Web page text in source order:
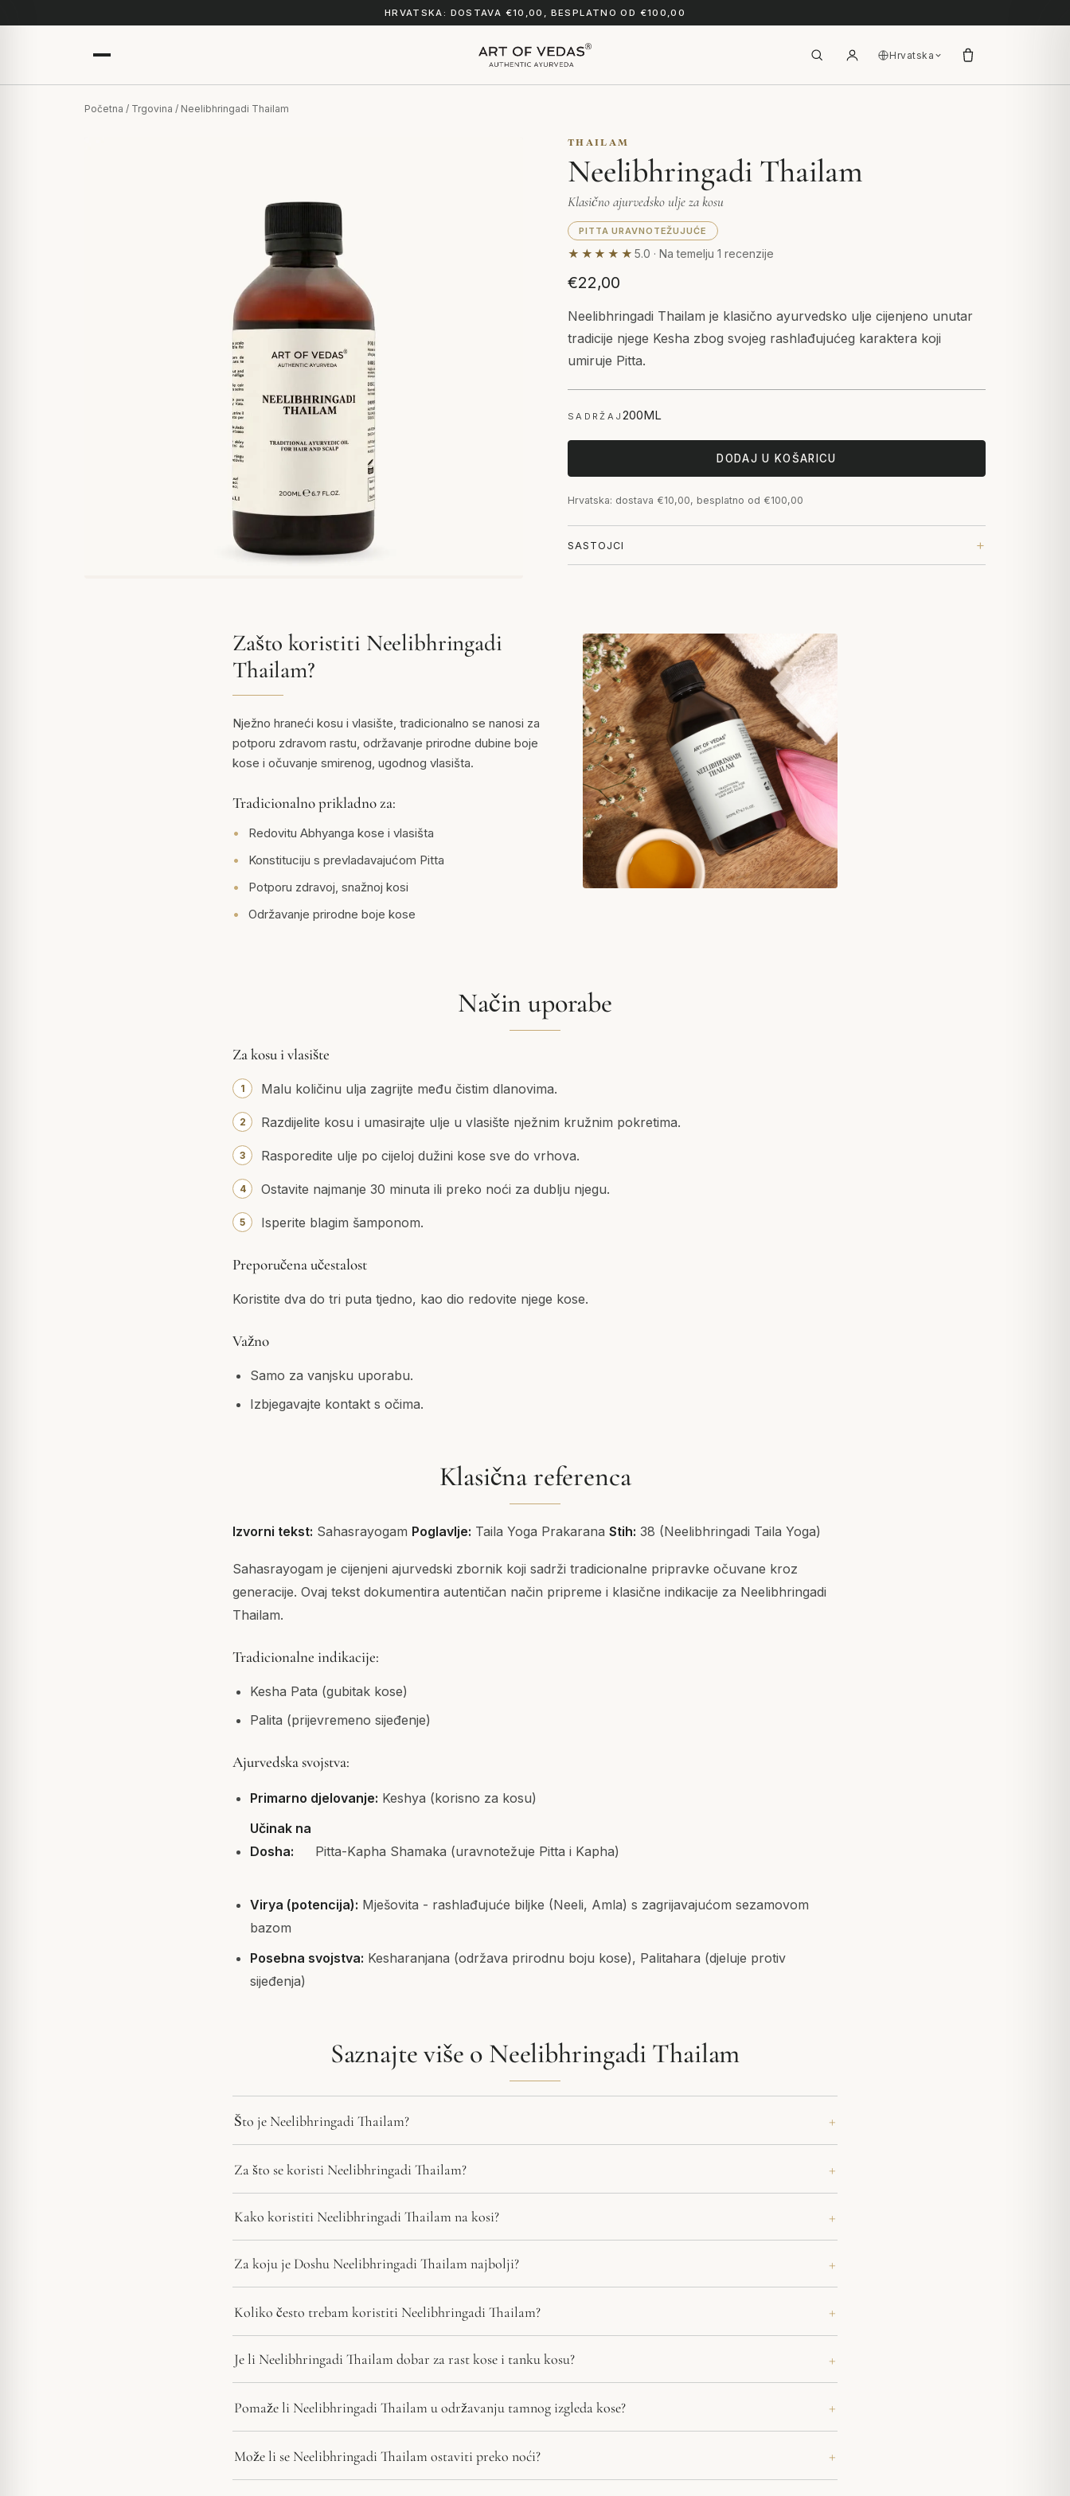
HRVATSKA: DOSTAVA €10,00, BESPLATNO OD €100,00
Hrvatska
Početna / Trgovina / Neelibhringadi Thailam
THAILAM
Neelibhringadi Thailam
Klasično ajurvedsko ulje za kosu
PITTA URAVNOTEŽUJUĆE
★★★★★ 5.0 · Na temelju 1 recenzije
€22,00
Neelibhringadi Thailam je klasično ayurvedsko ulje cijenjeno unutar
tradicije njege Kesha zbog svojeg rashlađujućeg karaktera koji
umiruje Pitta.
SADRŽAJ200ML
DODAJ U KOŠARICU
Hrvatska: dostava €10,00, besplatno od €100,00
SASTOJCI
Zašto koristiti Neelibhringadi
Thailam?
Nježno hraneći kosu i vlasište, tradicionalno se nanosi za
potporu zdravom rastu, održavanje prirodne dubine boje
kose i očuvanje smirenog, ugodnog vlasišta.
Tradicionalno prikladno za:
Redovitu Abhyanga kose i vlasišta
Konstituciju s prevladavajućom Pitta
Potporu zdravoj, snažnoj kosi
Održavanje prirodne boje kose
Način uporabe
Za kosu i vlasište
Malu količinu ulja zagrijte među čistim dlanovima.
Razdijelite kosu i umasirajte ulje u vlasište nježnim kružnim pokretima.
Rasporedite ulje po cijeloj dužini kose sve do vrhova.
Ostavite najmanje 30 minuta ili preko noći za dublju njegu.
Isperite blagim šamponom.
Preporučena učestalost
Koristite dva do tri puta tjedno, kao dio redovite njege kose.
Važno
Samo za vanjsku uporabu.
Izbjegavajte kontakt s očima.
Klasična referenca
Izvorni tekst: Sahasrayogam Poglavlje: Taila Yoga Prakarana Stih: 38 (Neelibhringadi Taila Yoga)
Sahasrayogam je cijenjeni ajurvedski zbornik koji sadrži tradicionalne pripravke očuvane kroz
generacije. Ovaj tekst dokumentira autentičan način pripreme i klasične indikacije za Neelibhringadi
Thailam.
Tradicionalne indikacije:
Kesha Pata (gubitak kose)
Palita (prijevremeno sijeđenje)
Ajurvedska svojstva:
Primarno djelovanje: Keshya (korisno za kosu)
Učinak na
Dosha:
Pitta-Kapha Shamaka (uravnotežuje Pitta i Kapha)
Virya (potencija): Mješovita - rashlađujuće biljke (Neeli, Amla) s zagrijavajućom sezamovom
bazom
Posebna svojstva: Kesharanjana (održava prirodnu boju kose), Palitahara (djeluje protiv
sijeđenja)
Saznajte više o Neelibhringadi Thailam
Što je Neelibhringadi Thailam?
Za što se koristi Neelibhringadi Thailam?
Kako koristiti Neelibhringadi Thailam na kosi?
Za koju je Doshu Neelibhringadi Thailam najbolji?
Koliko često trebam koristiti Neelibhringadi Thailam?
Je li Neelibhringadi Thailam dobar za rast kose i tanku kosu?
Pomaže li Neelibhringadi Thailam u održavanju tamnog izgleda kose?
Može li se Neelibhringadi Thailam ostaviti preko noći?